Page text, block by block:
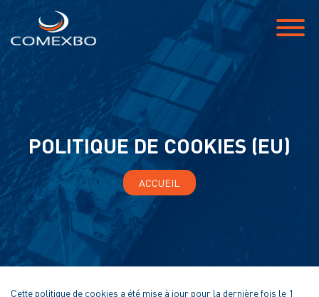
POLITIQUE DE COOKIES (EU)
ACCUEIL
Cette politique de cookies a été mise à jour pour la dernière fois le 1